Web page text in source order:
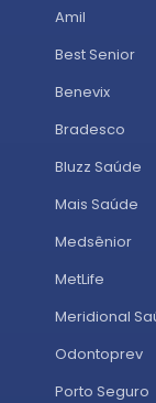
Amil
Best Senior
Benevix
Bradesco
Bluzz Saúde
Mais Saúde
Medsênior
MetLife
Meridional
Odontoprev
Porto Seguro